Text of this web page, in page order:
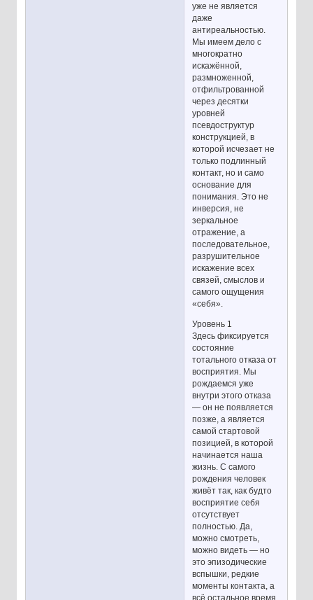
уже не является
даже
антиреальностью.
Мы имеем дело с
многократно
искажённой,
размноженной,
отфильтрованной
через десятки
уровней
псевдоструктур
конструкцией, в
которой исчезает не
только подлинный
контакт, но и само
основание для
понимания. Это не
инверсия, не
зеркальное
отражение, а
последовательное,
разрушительное
искажение всех
связей, смыслов и
самого ощущения
«себя».
Уровень 1
Здесь фиксируется
состояние
тотального отказа от
восприятия. Мы
рождаемся уже
внутри этого отказа
— он не появляется
позже, а является
самой стартовой
позицией, в которой
начинается наша
жизнь. С самого
рождения человек
живёт так, как будто
восприятие себя
отсутствует
полностью. Да,
можно смотреть,
можно видеть — но
это эпизодические
вспышки, редкие
моменты контакта, а
всё остальное время